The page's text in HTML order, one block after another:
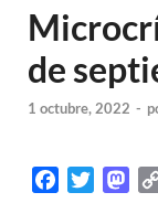
de
1 octubre, 2022 -
M